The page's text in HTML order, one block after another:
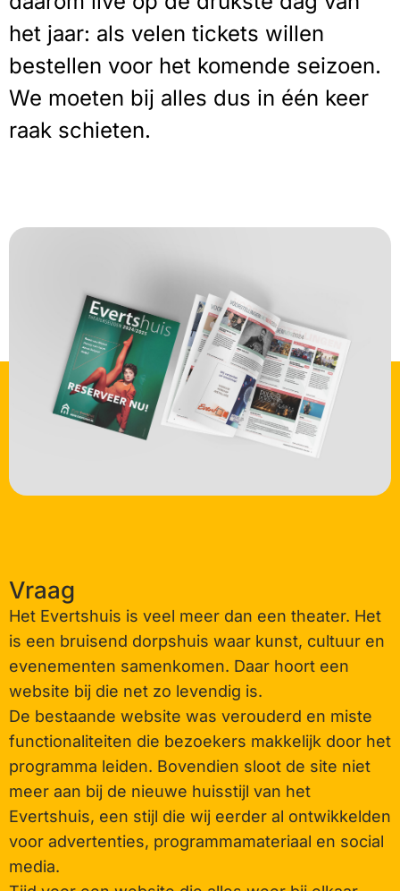
het jaar: als velen tickets willen
bestellen voor het komende seizoen.
We moeten bij alles dus in één keer
raak schieten.
Vraag
Het Evertshuis is veel meer dan een theater. Het
is een bruisend dorpshuis waar kunst, cultuur en
evenementen samenkomen. Daar hoort een
website bij die net zo levendig is.
De bestaande website was verouderd en miste
functionaliteiten die bezoekers makkelijk door het
programma leiden. Bovendien sloot de site niet
meer aan bij de nieuwe huisstijl van het
Evertshuis, een stijl die wij eerder al ontwikkelden
voor advertenties, programmamateriaal en social
media.